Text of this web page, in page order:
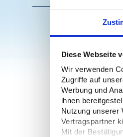
Diese Webseite
Wir verwenden
Zugriffe auf
Werbung und
ihnen
Nutzung unserer
Vertragspartner
Mit der
Hier